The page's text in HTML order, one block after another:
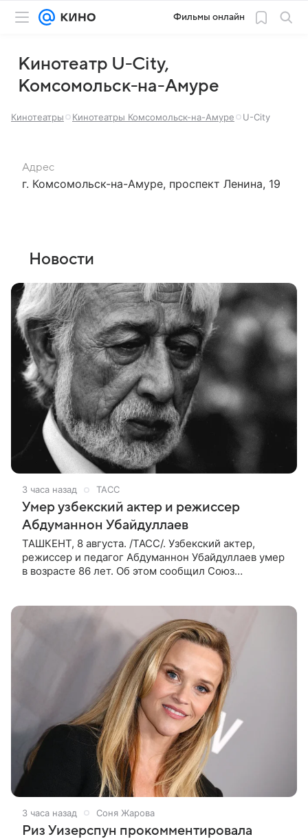
Фильмы онлайн
Кинотеатр U-City,
Комсомольск-на-Амуре
Кинотеатры Кинотеатры Комсомольск-на-Амуре U-City
Адрес
г. Комсомольск-на-Амуре, проспект Ленина, 19
Новости
3 часа назад ТАСС
Умер узбекский актер и режиссер
Абдуманнон Убайдуллаев
ТАШКЕНТ, 8 августа. /ТАСС/. Узбекский актер,
режиссер и педагог Абдуманнон Убайдуллаев умер
в возрасте 86 лет. Об этом сообщил Союз
3 часа назад Соня Жарова
Риз Уизерспун прокомментировала